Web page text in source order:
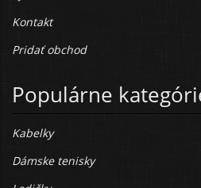
Kontakt
Pridať obchod
Populárne
Kabelky
Dámske tenisky